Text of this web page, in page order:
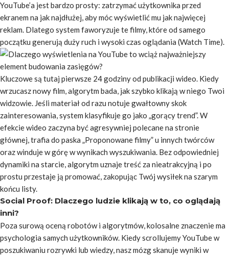
YouTube’a jest bardzo prosty: zatrzymać użytkownika przed
ekranem na jak najdłużej, aby móc wyświetlić mu jak najwięcej
reklam. Dlatego system faworyzuje te filmy, które od samego
początku generują duży ruch i wysoki czas oglądania (Watch Time).
Kluczowe są tutaj pierwsze 24 godziny od publikacji wideo. Kiedy
wrzucasz nowy film, algorytm bada, jak szybko klikają w niego Twoi
widzowie. Jeśli materiał od razu notuje gwałtowny skok
zainteresowania, system klasyfikuje go jako „gorący trend”. W
efekcie wideo zaczyna być agresywniej polecane na stronie
głównej, trafia do paska „Proponowane filmy” u innych twórców
oraz winduje w górę w wynikach wyszukiwania. Bez odpowiedniej
dynamiki na starcie, algorytm uznaje treść za nieatrakcyjną i po
prostu przestaje ją promować, zakopując Twój wysiłek na szarym
końcu listy.
Social Proof: Dlaczego ludzie klikają w to, co oglądają
inni?
Poza surową oceną robotów i algorytmów, kolosalne znaczenie ma
psychologia samych użytkowników. Kiedy scrollujemy YouTube w
poszukiwaniu rozrywki lub wiedzy, nasz mózg skanuje wyniki w